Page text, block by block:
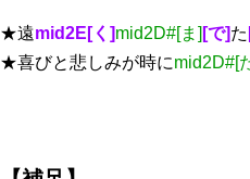
★遠mid2E[く]mid2D#[ま] [で]た
★喜びと悲しみが時にmid2D#[